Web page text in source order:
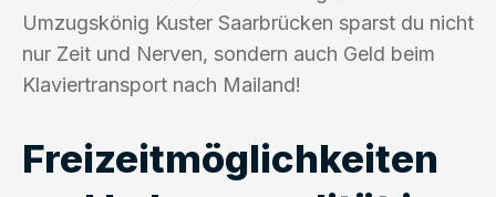
Umzugskönig Kuster Saarbrücken sparst du nicht
nur Zeit und Nerven, sondern auch Geld beim
Klaviertransport nach Mailand!
Freizeitmöglichkeiten